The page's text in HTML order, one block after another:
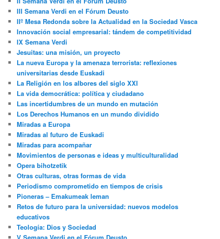
III Semana Verdi en el Fórum Deusto
IIº Mesa Redonda sobre la Actualidad en la Sociedad Vasca
Innovación social empresarial: tándem de competitividad
IX Semana Verdi
Jesuitas: una misión, un proyecto
La nueva Europa y la amenaza terrorista: reflexiones
universitarias desde Euskadi
La Religión en los albores del siglo XXI
La vida democrática: política y ciudadano
Las incertidumbres de un mundo en mutación
Los Derechos Humanos en un mundo dividido
Miradas a Europa
Miradas al futuro de Euskadi
Miradas para acompañar
Movimientos de personas e ideas y multiculturalidad
Opera bihotzetik
Otras culturas, otras formas de vida
Periodismo comprometido en tiempos de crisis
Pioneras – Emakumeak leman
Retos de futuro para la universidad: nuevos modelos
educativos
Teología: Dios y Sociedad